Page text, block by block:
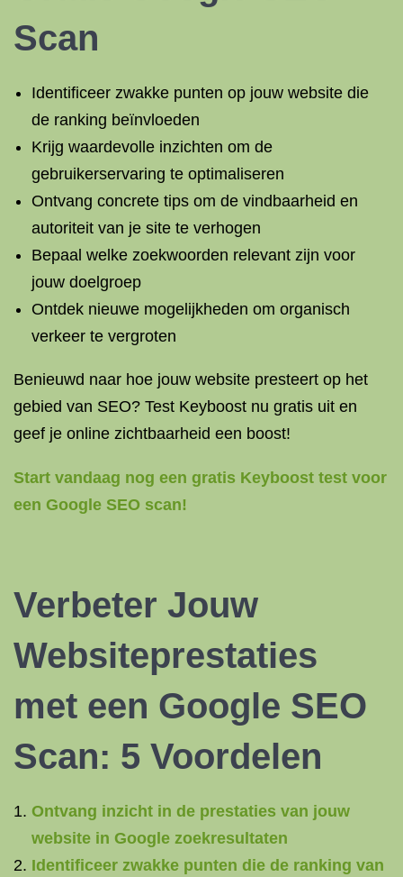
Scan
Identificeer zwakke punten op jouw website die
de ranking beïnvloeden
Krijg waardevolle inzichten om de
gebruikerservaring te optimaliseren
Ontvang concrete tips om de vindbaarheid en
autoriteit van je site te verhogen
Bepaal welke zoekwoorden relevant zijn voor
jouw doelgroep
Ontdek nieuwe mogelijkheden om organisch
verkeer te vergroten
Benieuwd naar hoe jouw website presteert op het
gebied van SEO? Test Keyboost nu gratis uit en
geef je online zichtbaarheid een boost!
Start vandaag nog een gratis Keyboost test voor
een Google SEO scan!
Verbeter Jouw
Websiteprestaties
met een Google SEO
Scan: 5 Voordelen
Ontvang inzicht in de prestaties van jouw
website in Google zoekresultaten
Identificeer zwakke punten die de ranking van